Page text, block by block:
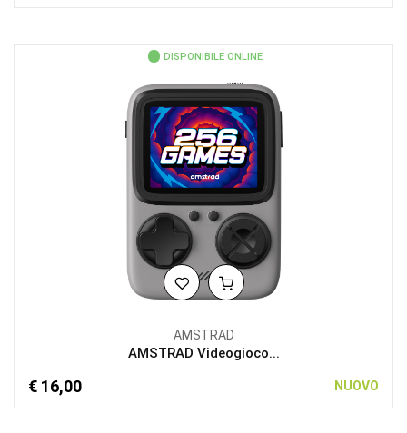
DISPONIBILE ONLINE
AMSTRAD
AMSTRAD Videogioco...
€ 16,00 NUOVO